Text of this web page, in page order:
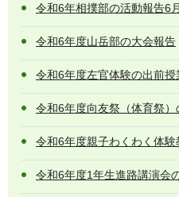
令和6年相撲部の活動報告6月
令和6年度山岳部の大会報告
令和6年度左官体験の出前授
令和6年度向友祭（体育祭）
令和6年度親子わくわく体験
令和6年度1年生進路講演会